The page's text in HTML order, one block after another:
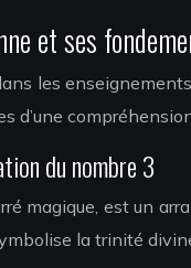
et ses
les
d’une
du nombre 3
magique, est un
la trinité